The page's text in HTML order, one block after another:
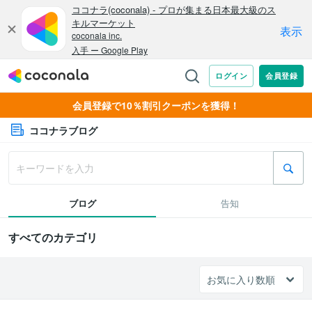
会員登録で10％割引クーポンを獲得！
ココナラブログ
ブログ 告知
すべてのカテゴリ